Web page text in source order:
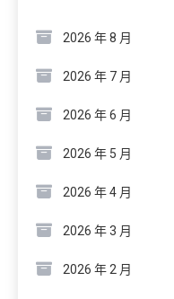
2026 年 8 月
2026 年 7 月
2026 年 6 月
2026 年 5 月
2026 年 4 月
2026 年 3 月
2026 年 2 月